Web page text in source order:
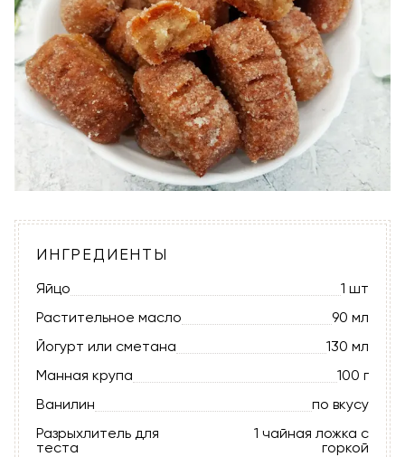
ИНГРЕДИЕНТЫ
Яйцо
1 шт
Растительное масло
90 мл
Йогурт или сметана
130 мл
Манная крупа
100 г
Ванилин
по вкусу
Разрыхлитель для
теста
1 чайная ложка с
горкой